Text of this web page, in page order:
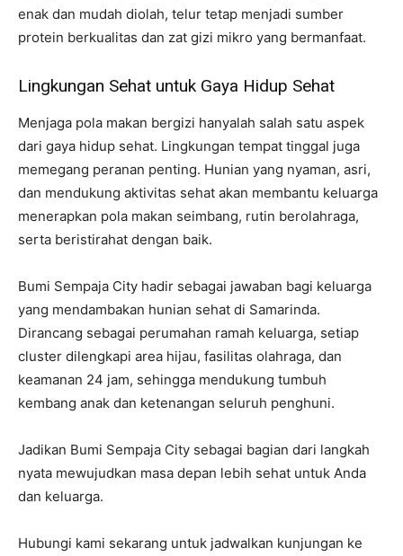
enak dan mudah diolah, telur tetap menjadi sumber
protein berkualitas dan zat gizi mikro yang bermanfaat.
Lingkungan Sehat untuk Gaya Hidup Sehat
Menjaga pola makan bergizi hanyalah salah satu aspek
dari gaya hidup sehat. Lingkungan tempat tinggal juga
memegang peranan penting. Hunian yang nyaman, asri,
dan mendukung aktivitas sehat akan membantu keluarga
menerapkan pola makan seimbang, rutin berolahraga,
serta beristirahat dengan baik.
Bumi Sempaja City hadir sebagai jawaban bagi keluarga
yang mendambakan hunian sehat di Samarinda.
Dirancang sebagai perumahan ramah keluarga, setiap
cluster dilengkapi area hijau, fasilitas olahraga, dan
keamanan 24 jam, sehingga mendukung tumbuh
kembang anak dan ketenangan seluruh penghuni.
Jadikan Bumi Sempaja City sebagai bagian dari langkah
nyata mewujudkan masa depan lebih sehat untuk Anda
dan keluarga.
Hubungi kami sekarang untuk jadwalkan kunjungan ke